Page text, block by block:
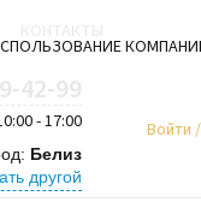
- 17:00
Белиз
другой
Войти /